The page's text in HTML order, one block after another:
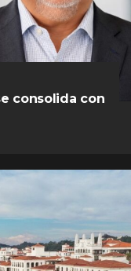
consolida con